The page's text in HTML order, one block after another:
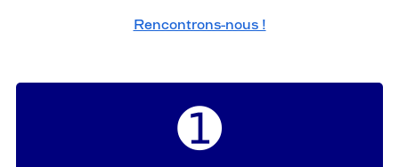
Rencontrons-nous !
➊